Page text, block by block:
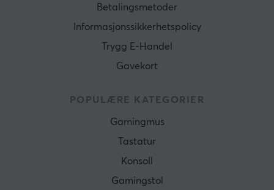
Betalingsmetoder
Informasjonssikkerhetspolicy
Trygg E-Handel
Gavekort
POPULÆRE KATEGORIER
Gamingmus
Tastatur
Konsoll
Gamingstol